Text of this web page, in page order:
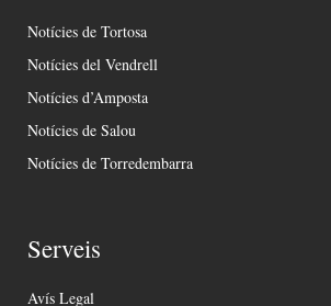
Notícies de Tortosa
Notícies del Vendrell
Notícies d’Amposta
Notícies de Salou
Notícies de Torredembarra
Serveis
Avís Legal